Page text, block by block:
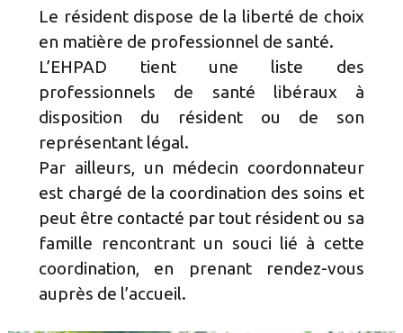
Le résident dispose de la liberté de choix
en matière de professionnel de santé.
L’EHPAD tient une liste des
professionnels de santé libéraux à
disposition du résident ou de son
représentant légal.
Par ailleurs, un médecin coordonnateur
est chargé de la coordination des soins et
peut être contacté par tout résident ou sa
famille rencontrant un souci lié à cette
coordination, en prenant rendez-vous
auprès de l’accueil.